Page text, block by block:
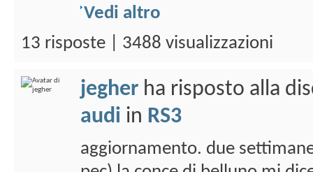
Vedi altro
13 risposte | 3488 visualizzazioni
jegher ha risposto alla
audi in RS3
aggiornamento. due